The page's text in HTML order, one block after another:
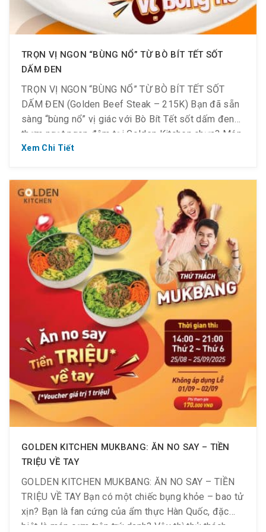
TRỌN VỊ NGON “BÙNG NỔ” TỪ BÒ BÍT TẾT SỐT
DẤM ĐEN
TRỌN VỊ NGON “BÙNG NỔ” TỪ BÒ BÍT TẾT SỐT
DẤM ĐEN (Golden Beef Steak – 215K) Bạn đã sẵn
sàng “bùng nổ” vị giác với Bò Bít Tết sốt dấm đen
thơm ngọt ngon đậm tại Golden Kitchen chưa? Món
ăn được chế biến bởi đầu bếp 10 năm kinh nghiệm,
Xem Chi Tiết
GOLDEN KITCHEN MUKBANG: ĂN NO SAY – TIỀN
TRIỆU VỀ TAY
GOLDEN KITCHEN MUKBANG: ĂN NO SAY – TIỀN
TRIỆU VỀ TAY Bạn có một chiếc bụng khỏe – bao tử
xịn? Bạn là fan cứng của ẩm thực Hàn Quốc, đặc
biệt là món cơm trộn trứ danh? Vậy thì thử thách